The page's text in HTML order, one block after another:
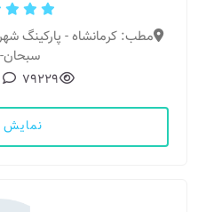
مطب: کرمانشاه - پارکینگ
سبحان-
79229
نمایش